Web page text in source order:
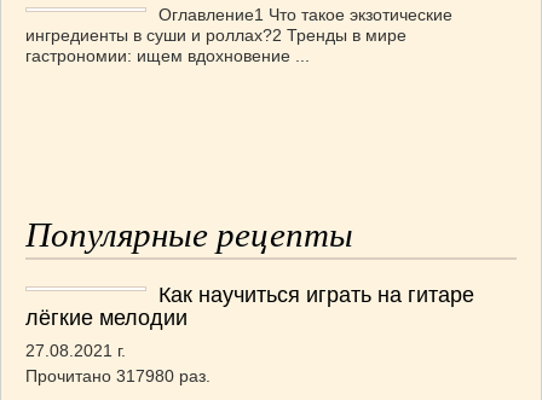
Оглавление1 Что такое экзотические
ингредиенты в суши и роллах?2 Тренды в мире
гастрономии: ищем вдохновение ...
Популярные рецепты
Как научиться играть на гитаре
лёгкие мелодии
27.08.2021 г.
Прочитано 317980 раз.